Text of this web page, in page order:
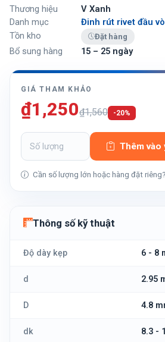
Thương hiệu
V Xanh
Danh mục
Đinh rút rivet đầu
Tồn kho
Đặt hàng
Bổ sung hàng 15 – 25 ngày
GIÁ THAM KHẢO
₫1,250₫1,560 -20%
Thêm vào
Cần số lượng lớn hoặc hàng đặt riêng?
Thông số kỹ thuật
Độ dày kẹp 6 - 8
d 2.95
D 4.8
dk 8.3 -